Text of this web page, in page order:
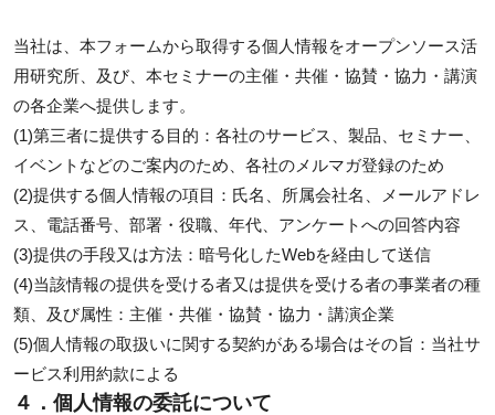
当社は、本フォームから取得する個人情報をオープンソース活
用研究所、及び、本セミナーの主催・共催・協賛・協力・講演
の各企業へ提供します。
(1)第三者に提供する目的：各社のサービス、製品、セミナー、
イベントなどのご案内のため、各社のメルマガ登録のため
(2)提供する個人情報の項目：氏名、所属会社名、メールアドレ
ス、電話番号、部署・役職、年代、アンケートへの回答内容
(3)提供の手段又は方法：暗号化したWebを経由して送信
(4)当該情報の提供を受ける者又は提供を受ける者の事業者の種
類、及び属性：主催・共催・協賛・協力・講演企業
(5)個人情報の取扱いに関する契約がある場合はその旨：当社サ
ービス利用約款による
４．個人情報の委託について